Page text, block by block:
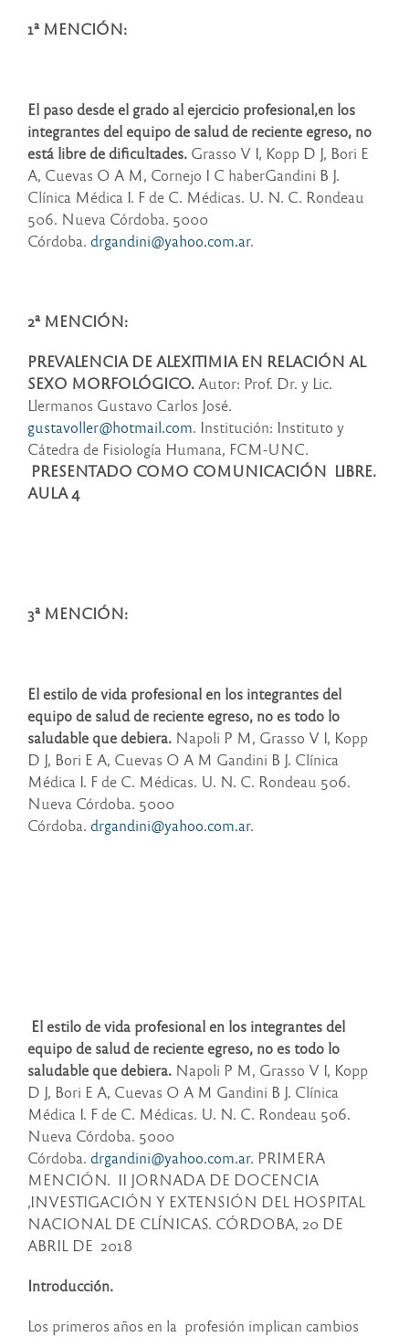
1ª MENCIÓN:
El paso desde el grado al ejercicio profesional,en los
integrantes del equipo de salud de reciente egreso, no
está libre de dificultades. Grasso V I, Kopp D J, Bori E
A, Cuevas O A M, Cornejo I C haberGandini B J.
Clínica Médica I. F de C. Médicas. U. N. C. Rondeau
506. Nueva Córdoba. 5000
Córdoba. drgandini@yahoo.com.ar.
2ª MENCIÓN:
PREVALENCIA DE ALEXITIMIA EN RELACIÓN AL
SEXO MORFOLÓGICO. Autor: Prof. Dr. y Lic.
Llermanos Gustavo Carlos José.
gustavoller@hotmail.com. Institución: Instituto y
Cátedra de Fisiología Humana, FCM-UNC.
PRESENTADO COMO COMUNICACIÓN LIBRE.
AULA 4
3ª MENCIÓN:
El estilo de vida profesional en los integrantes del
equipo de salud de reciente egreso, no es todo lo
saludable que debiera. Napoli P M, Grasso V I, Kopp
D J, Bori E A, Cuevas O A M Gandini B J. Clínica
Médica I. F de C. Médicas. U. N. C. Rondeau 506.
Nueva Córdoba. 5000
Córdoba. drgandini@yahoo.com.ar.
El estilo de vida profesional en los integrantes del
equipo de salud de reciente egreso, no es todo lo
saludable que debiera. Napoli P M, Grasso V I, Kopp
D J, Bori E A, Cuevas O A M Gandini B J. Clínica
Médica I. F de C. Médicas. U. N. C. Rondeau 506.
Nueva Córdoba. 5000
Córdoba. drgandini@yahoo.com.ar. PRIMERA
MENCIÓN. II JORNADA DE DOCENCIA
,INVESTIGACIÓN Y EXTENSIÓN DEL HOSPITAL
NACIONAL DE CLÍNICAS. CÓRDOBA, 20 DE
ABRIL DE 2018
Introducción.
Los primeros años en la profesión implican cambios